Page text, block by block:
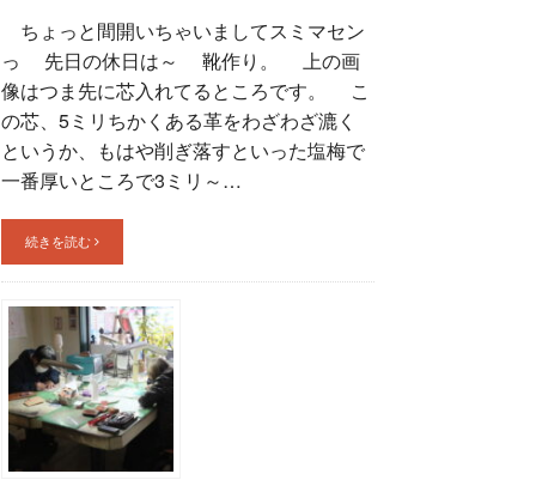
ちょっと間開いちゃいましてスミマセン
っ 先日の休日は～ 靴作り。 上の画
像はつま先に芯入れてるところです。 こ
の芯、5ミリちかくある革をわざわざ漉く
というか、もはや削ぎ落すといった塩梅で
一番厚いところで3ミリ～…
続きを読む